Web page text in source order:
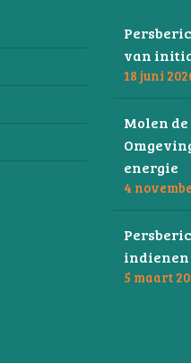
van
18 juni
Molen
energie
4
5 maart